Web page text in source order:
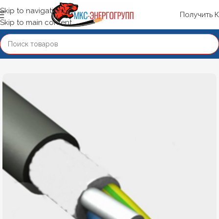
Skip to navigation
Skip to main content
Получить